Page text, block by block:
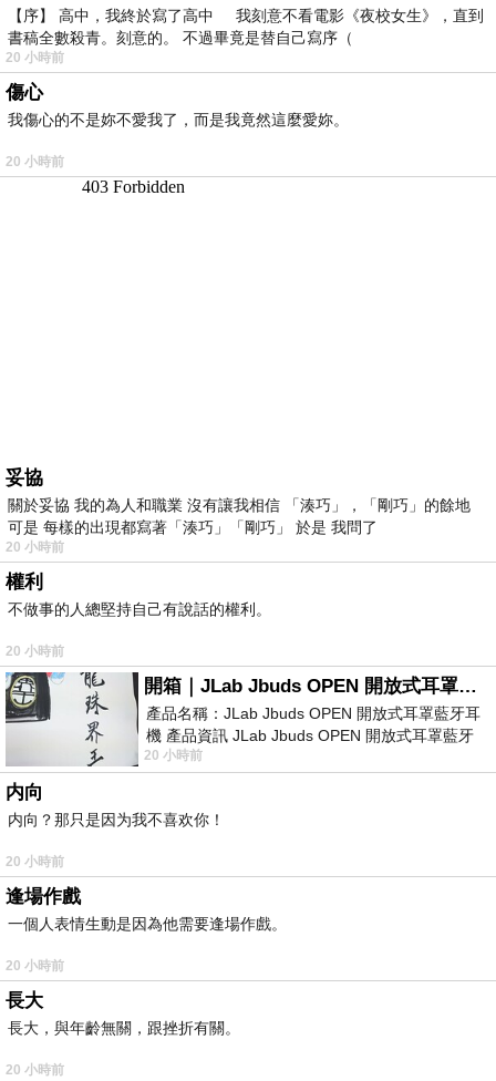
【序】 高中，我終於寫了高中 我刻意不看電影《夜校女生》，直到
書稿全數殺青。刻意的。 不過畢竟是替自己寫序（
20 小時前
傷心
我傷心的不是妳不愛我了，而是我竟然這麼愛妳。
20 小時前
妥協
關於妥協 我的為人和職業 沒有讓我相信 「湊巧」，「剛巧」的餘地
可是 每樣的出現都寫著「湊巧」「剛巧」 於是 我問了
20 小時前
權利
不做事的人總堅持自己有說話的權利。
20 小時前
開箱｜JLab Jbuds OPEN 開放式耳罩藍牙耳機 - 設計美學，輕巧、透氣、環境音全物理達成！
產品名稱：JLab Jbuds OPEN 開放式耳罩藍牙耳
機 產品資訊 JLab Jbuds OPEN 開放式耳罩藍牙
耳機評語：非常有特色，值得喜愛美型工
20 小時前
内向
内向？那只是因为我不喜欢你！
20 小時前
逢場作戲
一個人表情生動是因為他需要逢場作戲。
20 小時前
長大
長大，與年齡無關，跟挫折有關。
20 小時前